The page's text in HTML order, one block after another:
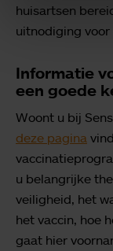
huisartsen
uitnodiging voor
Informatie
een goede
Woont u bij
deze pagina
u belangrijke
veiligheid, het
het vaccin, hoe
gaat hier